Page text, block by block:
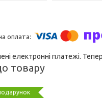
електронні платежі.
товару